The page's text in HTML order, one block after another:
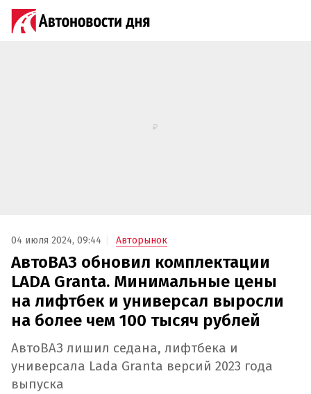
04 июля 2024, 09:44 Авторынок
АвтоВАЗ обновил комплектации
LADA Granta. Минимальные цены
на лифтбек и универсал выросли
на более чем 100 тысяч рублей
АвтоВАЗ лишил седана, лифтбека и
универсала Lada Granta версий 2023 года
выпуска